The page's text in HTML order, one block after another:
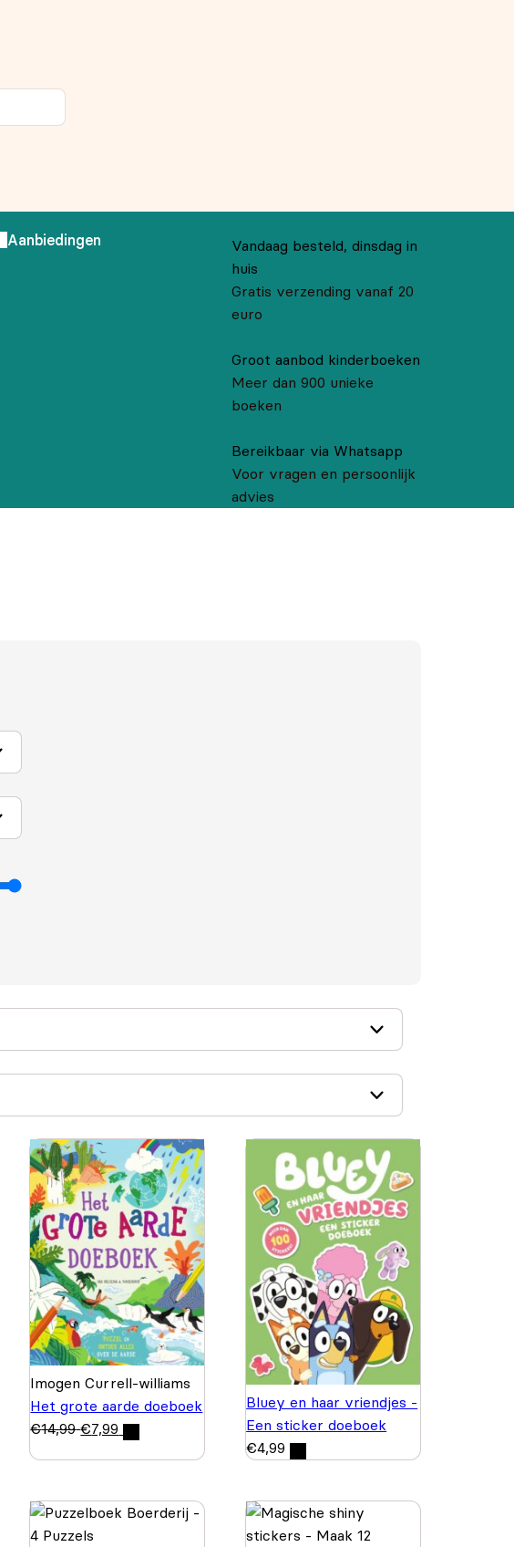
Aanbiedingen
Vandaag besteld, dinsdag in
huis
Gratis verzending vanaf 20
euro
Groot aanbod kinderboeken
Meer dan 900 unieke
boeken
Bereikbaar via Whatsapp
Voor vragen en persoonlijk
advies
Imogen Currell-williams
Het grote aarde doeboek
€14,99 €7,99
Bluey en haar vriendjes -
Een sticker doeboek
€4,99